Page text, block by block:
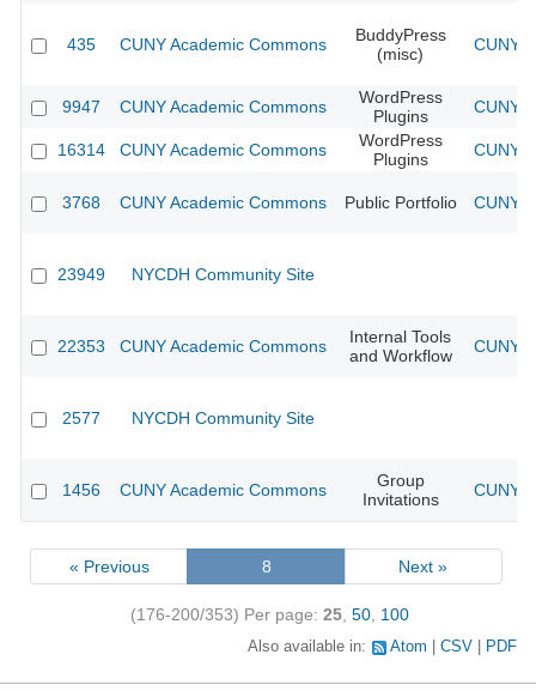
435 CUNY Academic Commons
BuddyPress
(misc)
CUNY
9947 CUNY Academic Commons
WordPress
Plugins
CUNY
16314 CUNY Academic Commons
WordPress
Plugins
CUNY
3768 CUNY Academic Commons Public Portfolio CUNY
23949 NYCDH Community Site
22353 CUNY Academic Commons
Internal Tools
and Workflow
CUNY
2577 NYCDH Community Site
1456 CUNY Academic Commons
Group
Invitations
CUNY
« Previous 8 Next »
(176-200/353) Per page: 25 50 100
Also available in: Atom CSV PDF